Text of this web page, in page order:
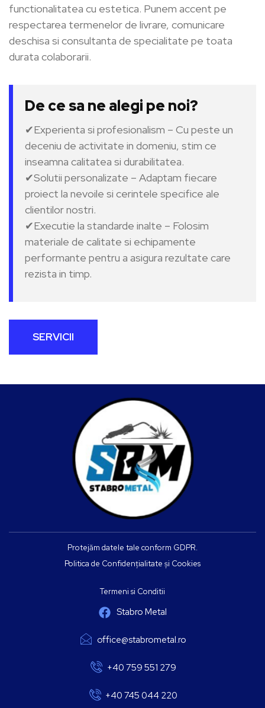
functionalitatea cu estetica. Punem accent pe
respectarea termenelor de livrare, comunicare
deschisa si consultanta de specialitate pe toata
durata colaborarii.
De ce sa ne alegi pe noi?
✔Experienta si profesionalism – Cu peste un
deceniu de activitate in domeniu, stim ce
inseamna calitatea si durabilitatea.
✔Solutii personalizate – Adaptam fiecare
proiect la nevoile si cerintele specifice ale
clientilor nostri.
✔Executie la standarde inalte – Folosim
materiale de calitate si echipamente
performante pentru a asigura rezultate care
rezista in timp.
SERVICII
Protejăm datele tale conform GDPR.
Politica de Confidențialitate și Cookies
Termeni si Conditii
Stabro Metal
office@stabrometal.ro
+40 759 551 279
+40 745 044 220